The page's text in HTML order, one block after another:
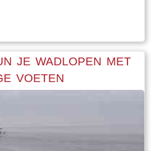
terp en haar bebouwing.
“rondje om de kerk”.
bij het
je via een voetpad van
De kerk is helaas dicht,
ook de moeite
historische houten
JE WADLOPEN MET
VOETEN